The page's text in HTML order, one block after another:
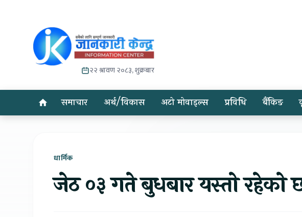
२२ श्रावण २०८३, शुक्रबार
समाचार अर्थ/विकास अटो मोवाइल्स प्रविधि बैंकिङ
धार्मिक
जेठ ०३ गते बुधबार यस्तो रहेको